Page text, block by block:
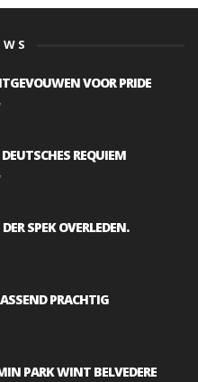
VOOR PRIDE
REQUIEM
SPEK OVERLEDEN.
PRACHTIG
PARK WINT BELVEDERE